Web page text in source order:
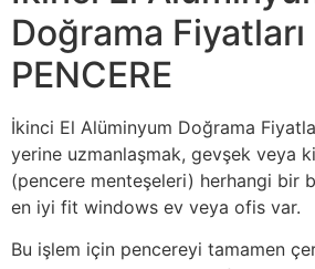
Doğrama
PENCERE
İkinci El Alüminyum Doğrama
yerine uzmanlaşmak, gevşek veya
(pencere menteşeleri) herhangi bir
en iyi fit windows ev veya ofis var.
Bu işlem için pencereyi tamamen